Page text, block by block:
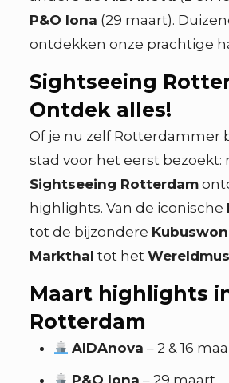
P&O Iona (29 maart).
ontdekken onze prachtige
Sightseeing
Ontdek alles!
Of je nu zelf Rotterdammer
stad voor het eerst bezoekt:
Sightseeing Rotterdam
highlights. Van de iconische
tot de bijzondere
Markthal tot het
Maart highlights
Rotterdam
AIDAnova – 2 & 16
P&O Iona – 29 maart